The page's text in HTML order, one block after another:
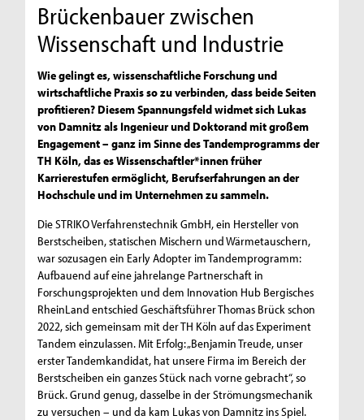
Brückenbauer zwischen
Wissenschaft und Industrie
Wie gelingt es, wissenschaftliche Forschung und
wirtschaftliche Praxis so zu verbinden, dass beide Seiten
profitieren? Diesem Spannungsfeld widmet sich Lukas
von Damnitz als Ingenieur und Doktorand mit großem
Engagement – ganz im Sinne des Tandemprogramms der
TH Köln, das es Wissenschaftler*innen früher
Karrierestufen ermöglicht, Berufserfahrungen an der
Hochschule und im Unternehmen zu sammeln.
Die STRIKO Verfahrenstechnik GmbH, ein Hersteller von
Berstscheiben, statischen Mischern und Wärmetauschern,
war sozusagen ein Early Adopter im Tandemprogramm:
Aufbauend auf eine jahrelange Partnerschaft in
Forschungsprojekten und dem Innovation Hub Bergisches
RheinLand entschied Geschäftsführer Thomas Brück schon
2022, sich gemeinsam mit der TH Köln auf das Experiment
Tandem einzulassen. Mit Erfolg: „Benjamin Treude, unser
erster Tandemkandidat, hat unsere Firma im Bereich der
Berstscheiben ein ganzes Stück nach vorne gebracht“, so
Brück. Grund genug, dasselbe in der Strömungsmechanik
zu versuchen – und da kam Lukas von Damnitz ins Spiel.